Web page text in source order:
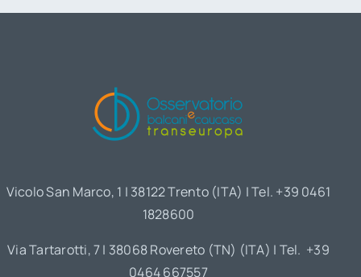
Vicolo San Marco, 1 | 38122 Trento (ITA) | Tel. +39 0461
1828600
Via Tartarotti, 7 | 38068 Rovereto (TN) (ITA) | Tel. +39
0464 667557